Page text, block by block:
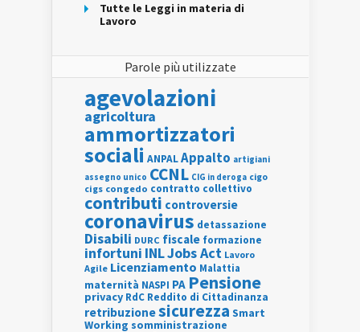
Tutte le Leggi in materia di
Lavoro
Parole più utilizzate
agevolazioni
agricoltura
ammortizzatori
sociali ANPALAppalto artigiani
assegno unico CCNL CIG in deroga cigo
cigs congedo contratto collettivo
contributi controversie
coronavirus detassazione
Disabili DURC fiscale formazione
infortuni INLJobs Act Lavoro
Agile Licenziamento Malattia
maternità NASPI PA Pensione
privacy RdC Reddito di Cittadinanza
retribuzionesicurezza Smart
Working somministrazione